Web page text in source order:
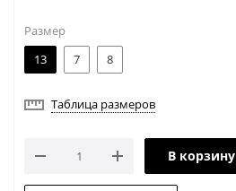
Размер
13
7 8
Таблица размеров
В корзину